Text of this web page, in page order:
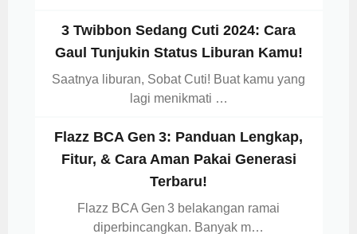
3 Twibbon Sedang Cuti 2024: Cara
Gaul Tunjukin Status Liburan Kamu!
Saatnya liburan, Sobat Cuti! Buat kamu yang
lagi menikmati …
Flazz BCA Gen 3: Panduan Lengkap,
Fitur, & Cara Aman Pakai Generasi
Terbaru!
Flazz BCA Gen 3 belakangan ramai
diperbincangkan. Banyak m…